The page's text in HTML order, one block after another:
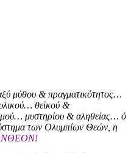
μύθου & πραγματικότητος…
θεϊκού &
μυστηρίου & αληθείας… ό
των Ολυμπίων Θεών, η